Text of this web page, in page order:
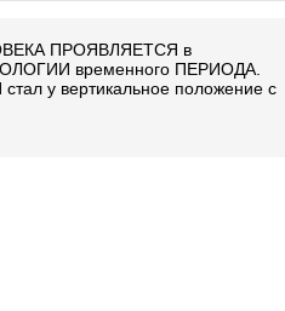
ПРОЯВЛЯЕТСЯ в
временного ПЕРИОДА.
у вертикальное положение с